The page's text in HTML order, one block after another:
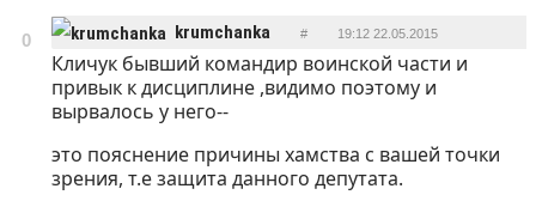
0 krumchanka # 19:12 22.05.2015
ОТВЕТИТЬ
Кличук бывший командир воинской части и
привык к дисциплине ,видимо поэтому и
вырвалось у него--
это пояснение причины хамства с вашей точки
зрения, т.е защита данного депутата.